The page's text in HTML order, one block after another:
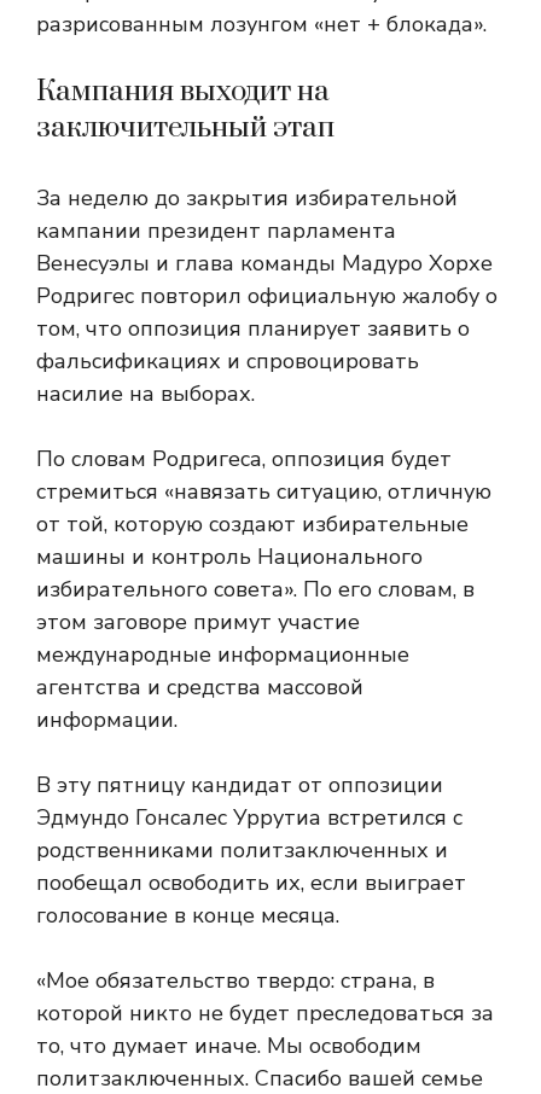
разрисованным лозунгом «нет + блокада».
Кампания выходит на
заключительный этап
За неделю до закрытия избирательной
кампании президент парламента
Венесуэлы и глава команды Мадуро Хорхе
Родригес повторил официальную жалобу о
том, что оппозиция планирует заявить о
фальсификациях и спровоцировать
насилие на выборах.
По словам Родригеса, оппозиция будет
стремиться «навязать ситуацию, отличную
от той, которую создают избирательные
машины и контроль Национального
избирательного совета». По его словам, в
этом заговоре примут участие
международные информационные
агентства и средства массовой
информации.
В эту пятницу кандидат от оппозиции
Эдмундо Гонсалес Уррутиа встретился с
родственниками политзаключенных и
пообещал освободить их, если выиграет
голосование в конце месяца.
«Мое обязательство твердо: страна, в
которой никто не будет преследоваться за
то, что думает иначе. Мы освободим
политзаключенных. Спасибо вашей семье